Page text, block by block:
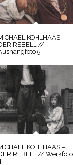
KOHLHAAS –
REBELL //
5
KOHLHAAS –
REBELL // Werkfoto